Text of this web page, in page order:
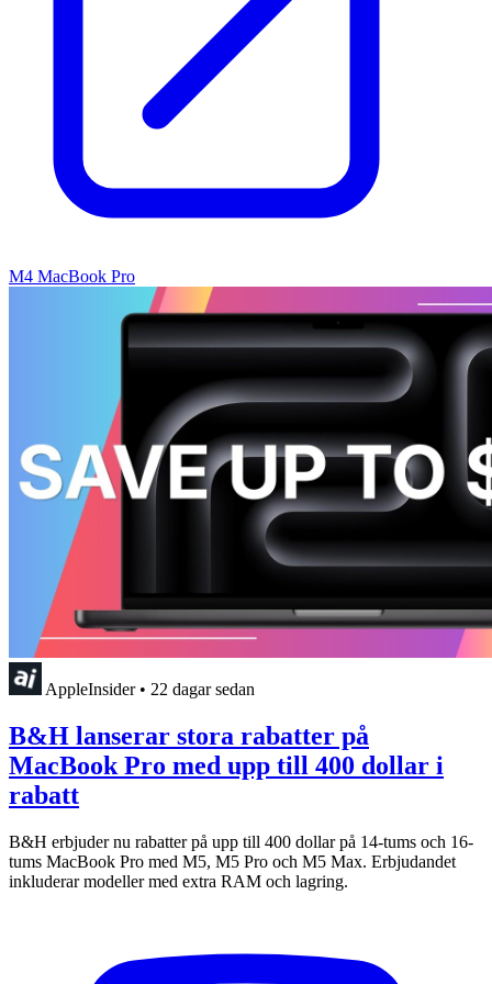
M4 MacBook Pro
AppleInsider • 22 dagar sedan
B&H lanserar stora rabatter på
MacBook Pro med upp till 400 dollar i
rabatt
B&H erbjuder nu rabatter på upp till 400 dollar på 14-tums och 16-
tums MacBook Pro med M5, M5 Pro och M5 Max. Erbjudandet
inkluderar modeller med extra RAM och lagring.